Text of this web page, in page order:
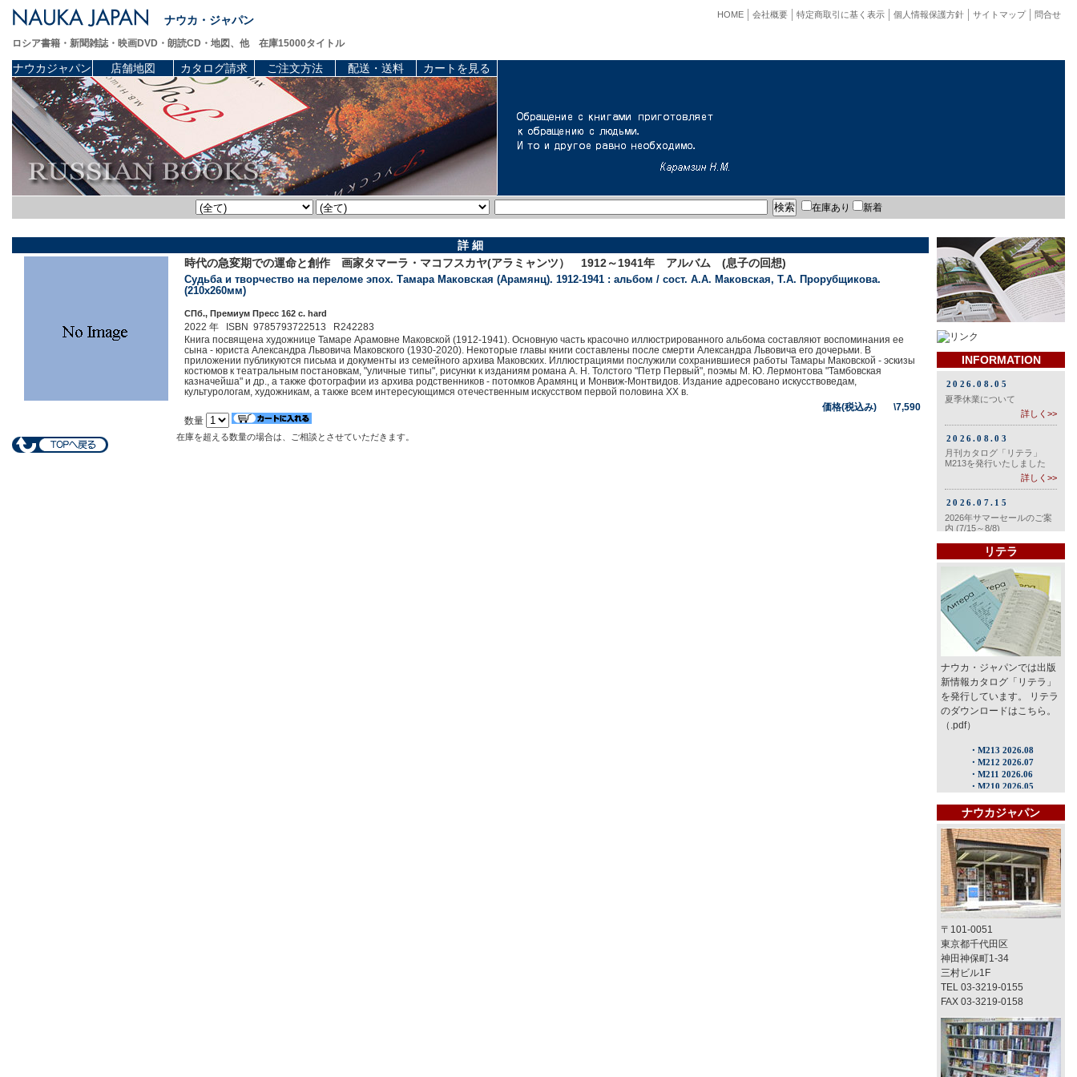
ナウカ・ジャパン 問合せ
サイトマップ
個人情報保護方針
特定商取引に基く表示
会社概要
HOME
ロシア書籍・新聞雑誌・映画DVD・朗読CD・地図、他 在庫15000タイトル
ナウカジャパン 店舗地図 カタログ請求 ご注文方法 配送・送料 カートを見る
在庫あり 新着
詳 細
時代の急変期での運命と創作 画家タマーラ・マコフスカヤ(アラミャンツ） 1912～1941年 アルバム (息子の回想)
Судьба и творчество на переломе эпох. Тамара Маковская (Арамянц). 1912-1941 : альбом / сост. А.А. Маковская, Т.А. Прорубщикова.
(210x260мм)
СПб., Премиум Пресс 162 c. hard
2022 年 ISBN 9785793722513 R242283
Книга посвящена художнице Тамаре Арамовне Маковской (1912-1941). Основную часть красочно иллюстрированного альбома составляют воспоминания ее
сына - юриста Александра Львовича Маковского (1930-2020). Некоторые главы книги составлены после смерти Александра Львовича его дочерьми. В
приложении публикуются письма и документы из семейного архива Маковских. Иллюстрациями послужили сохранившиеся работы Тамары Маковской - эскизы
костюмов к театральным постановкам, "уличные типы", рисунки к изданиям романа А. Н. Толстого "Петр Первый", поэмы М. Ю. Лермонтова "Тамбовская
казначейша" и др., а также фотографии из архива родственников - потомков Арамянц и Монвиж-Монтвидов. Издание адресовано искусствоведам,
культурологам, художникам, а также всем интересующимся отечественным искусством первой половина XX в.
価格(税込み) \7,590
数量
在庫を超える数量の場合は、ご相談とさせていただきます。
INFORMATION
リテラ
ナウカ・ジャパンでは出版
新情報カタログ「リテラ」
を発行しています。 リテラ
のダウンロードはこちら。
（.pdf）
ナウカジャパン
〒101-0051
東京都千代田区
神田神保町1-34
三村ビル1F
TEL 03-3219-0155
FAX 03-3219-0158